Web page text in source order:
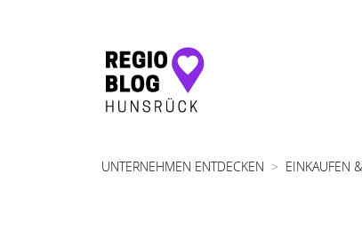
Hauptnavigation
UNTERNEHMEN ENTDECKEN EINKAUFEN